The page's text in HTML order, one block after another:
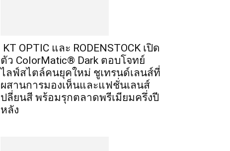
KT OPTIC และ RODENSTOCK เปิด
ตัว ColorMatic® Dark ตอบโจทย์
ไลฟ์สไตล์คนยุคใหม่ ชูเทรนด์เลนส์ที่
ผสานการมองเห็นและแฟชั่นเลนส์
ปลี่ยนสี พร้อมรุกตลาดพรีเมียมครึ่งปี
หลัง